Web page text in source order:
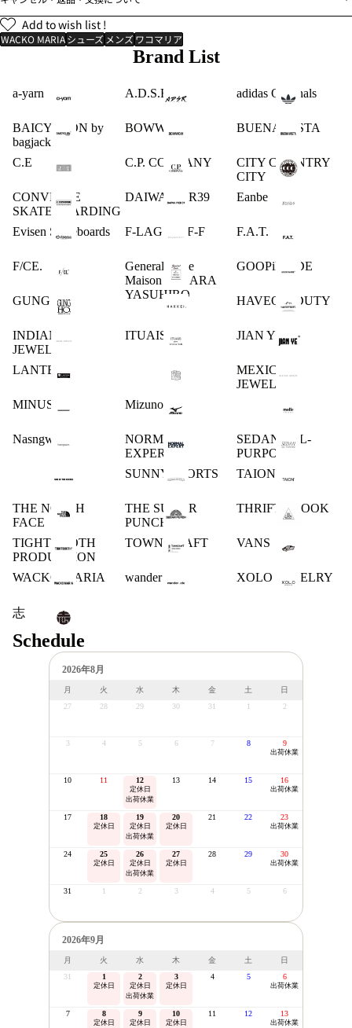
Add to wish list !
WACKO MARIAシューズ メンズワコマリア
Brand List
a-yarn A.D.S.R. adidas Originals
BAICYCLON by
bagjack
BOWWOW BUENA VISTA
C.E C.P. COMPANY
CITY COUNTRY
CITY
CONVERSE
SKATEBOARDING
DAIWA PIER39 Eanbe
Evisen Skateboards F-LAGSTUF-F F.A.T.
F/CE.
General Scale
Maison MIHARA
YASUHIRO
GOOPiMADE
GUNG HO HAVEOFFDUTY
INDIAN
JEWELRY
ITUAIS JIAN YE
LANTERN
MEXICAN
JEWELRY
MINUS
Mizuno
Nasngwam.
NORMAL
EXPERT
SEDAN ALL-
PURPOSE
SUNNY SPORTS
TAION
THE NORTH
FACE
THE SUGAR
PUNCH
THRIFTY LOOK
TIGHTBOOTH
PRODUCTION
TOWN CRAFT VANS
WACKO MARIA wander .etc XOLO JEWELRY
志
Schedule
2026年8月
月 火 水 木 金 土
日
27
28 29 30 31 1 2
3 4 5 6 7 8 9
出荷休業
10 11 12
定休日
出荷休業
13 14 15 16
出荷休業
17 18
定休日
19
定休日
出荷休業
20
定休日
21 22 23
出荷休業
24 25
定休日
26
定休日
出荷休業
27
定休日
28 29 30
出荷休業
31 1 2 3 4 5 6
2026年9月
月 火 水 木 金 土
日
31
1
定休日
2
定休日
出荷休業
3
定休日
4 5 6
出荷休業
7 8
定休日
9
定休日
10
定休日
11 12 13
出荷休業